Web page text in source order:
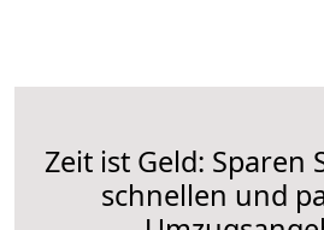
Zeit ist Geld: Sparen
schnellen und